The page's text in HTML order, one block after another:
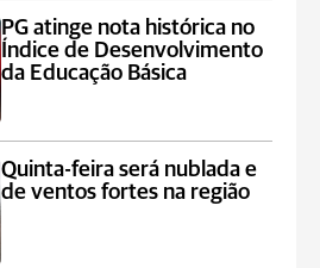
PG atinge nota histórica no
Índice de Desenvolvimento
da Educação Básica
Quinta-feira será nublada e
de ventos fortes na região